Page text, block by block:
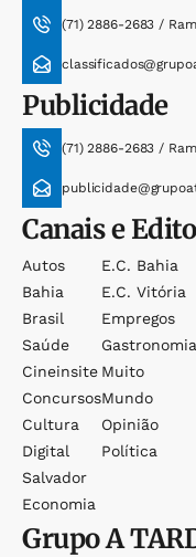
(71) 2886-2683 /
Publicidade
(71) 2886-2683 /
Canais e
Autos
Bahia
Brasil
Saúde
Cineinsite
Concursos
Cultura
Digital
Salvador
Economia
E.c. Bahia
E.c. Vitória
Empregos
Gastronomia
Muito
Mundo
Opinião
Política
GrupoA